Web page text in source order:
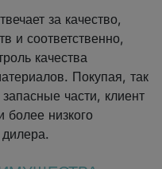
за качество,
и соответственно,
качества
Покупая, так
части, клиент
более низкого